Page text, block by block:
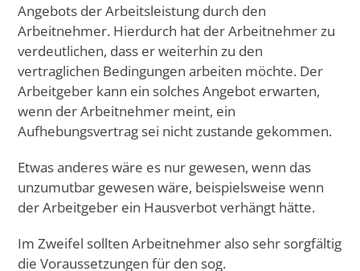
Angebots der Arbeitsleistung durch den
Arbeitnehmer. Hierdurch hat der Arbeitnehmer zu
verdeutlichen, dass er weiterhin zu den
vertraglichen Bedingungen arbeiten möchte. Der
Arbeitgeber kann ein solches Angebot erwarten,
wenn der Arbeitnehmer meint, ein
Aufhebungsvertrag sei nicht zustande gekommen.
Etwas anderes wäre es nur gewesen, wenn das
unzumutbar gewesen wäre, beispielsweise wenn
der Arbeitgeber ein Hausverbot verhängt hätte.
Im Zweifel sollten Arbeitnehmer also sehr sorgfältig
die Voraussetzungen für den sog.